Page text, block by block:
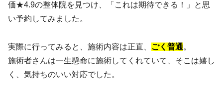
価★4.9の整体院を見つけ、「これは期待できる！」と思
い予約してみました。
実際に行ってみると、施術内容は正直、 ごく普通。
施術者さんは一生懸命に施術してくれていて、そこは嬉し
く、気持ちのいい対応でした。